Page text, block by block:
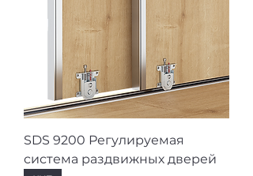
SDS 9200 Регулируемая
система раздвижных дверей